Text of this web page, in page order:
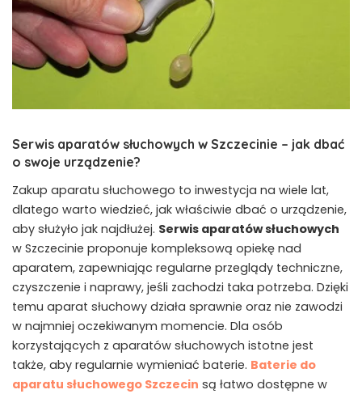
Serwis aparatów słuchowych w Szczecinie – jak dbać
o swoje urządzenie?
Zakup aparatu słuchowego to inwestycja na wiele lat,
dlatego warto wiedzieć, jak właściwie dbać o urządzenie,
aby służyło jak najdłużej. Serwis aparatów słuchowych
w Szczecinie proponuje kompleksową opiekę nad
aparatem, zapewniając regularne przeglądy techniczne,
czyszczenie i naprawy, jeśli zachodzi taka potrzeba. Dzięki
temu aparat słuchowy działa sprawnie oraz nie zawodzi
w najmniej oczekiwanym momencie. Dla osób
korzystających z aparatów słuchowych istotne jest
także, aby regularnie wymieniać baterie. Baterie do
aparatu słuchowego Szczecin są łatwo dostępne w